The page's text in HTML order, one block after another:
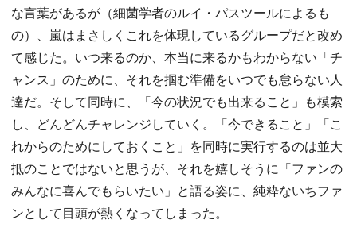
な言葉があるが（細菌学者のルイ・パスツールによるも
の）、嵐はまさしくこれを体現しているグループだと改め
て感じた。いつ来るのか、本当に来るかもわからない「チ
ャンス」のために、それを掴む準備をいつでも怠らない人
達だ。そして同時に、「今の状況でも出来ること」も模索
し、どんどんチャレンジしていく。「今できること」「こ
れからのためにしておくこと」を同時に実行するのは並大
抵のことではないと思うが、それを嬉しそうに「ファンの
みんなに喜んでもらいたい」と語る姿に、純粋ないちファ
ンとして目頭が熱くなってしまった。